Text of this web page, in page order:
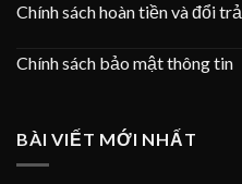
Chính sách hoàn tiền và đổi trả
Chính sách bảo mật thông tin
BÀI VIẾT MỚI NHẤT